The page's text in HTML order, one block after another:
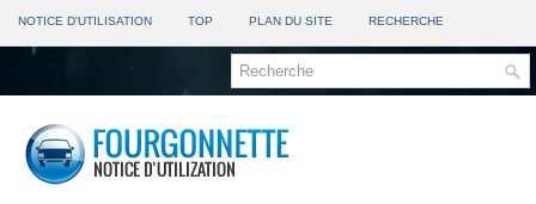
NOTICE D'UTILISATION TOP PLAN DU SITE RECHERCHE